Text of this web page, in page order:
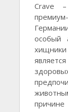
Crave
особый